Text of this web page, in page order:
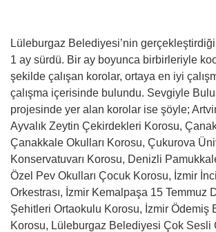
Lüleburgaz Belediyesi’nin
1 ay sürdü. Bir ay boyunca birbirleriyle
şekilde çalışan korolar, ortaya en iyi
çalışma içerisinde bulundu. Sevgiyle
projesinde yer alan korolar ise şöyle;
Ayvalık Zeytin Çekirdekleri Korosu,
Çanakkale Okulları Korosu, Çukurova
Konservatuvarı Korosu, Denizli
Özel Pev Okulları Çocuk Korosu, İzmir
Orkestrası, İzmir Kemalpaşa 15 Temmuz
Şehitleri Ortaokulu Korosu, İzmir Ödemiş
Korosu, Lüleburgaz Belediyesi Çok Sesli